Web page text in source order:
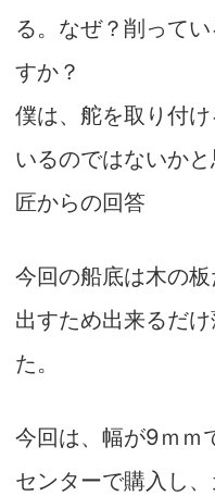
る。なぜ？削って
すか？
僕は、舵を取り付
いるのではないかと
匠からの回答
今回の船底は木の
出すため出来るだ
た。
今回は、幅が9ｍｍ
センターで購入し、